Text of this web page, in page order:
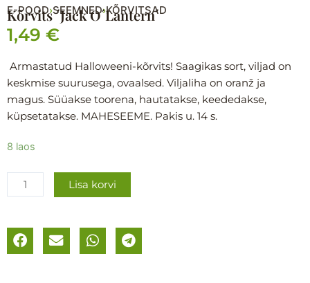
E-POOD›SEEMNED›KÕRVITSAD
Kõrvits ´Jack O´Lantern´
1,49 €
Armastatud Halloweeni-kõrvits! Saagikas sort, viljad on
keskmise suurusega, ovaalsed. Viljaliha on oranž ja
magus. Süüakse toorena, hautatakse, keededakse,
küpsetatakse. MAHESEEME. Pakis u. 14 s.
8 laos
Kõrvits
´Lantern
kogus
Lisa korvi